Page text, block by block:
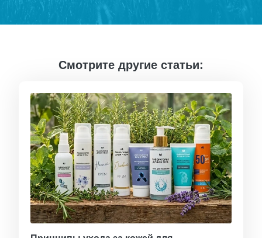
Смотрите другие статьи: